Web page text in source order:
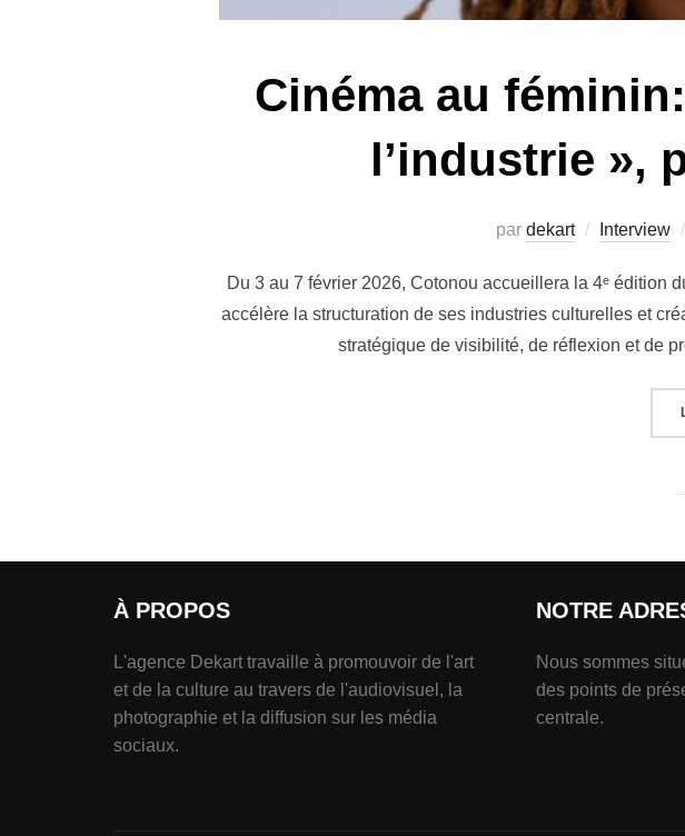
Cinéma au
l’industrie »,
par dekart Interview
Du 3 au 7 février 2026, Cotonou accueillera la 4ᵉ édition
accélère la structuration de ses industries culturelles et
stratégique de visibilité, de réflexion et de
À PROPOS
L'agence Dekart travaille à promouvoir de l'art
et de la culture au travers de l'audiovisuel, la
photographie et la diffusion sur les média
sociaux.
NOTRE
Nous sommes
des points de
centrale.